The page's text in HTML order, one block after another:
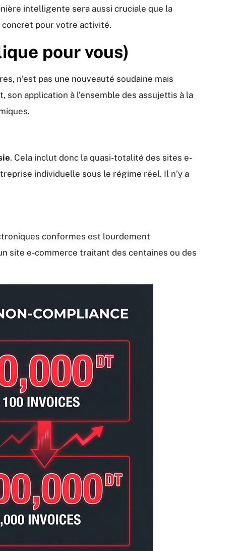
intelligente sera aussi cruciale que la
concret pour votre activité.
pour vous)
n’est pas une nouveauté soudaine mais
application à l’ensemble des assujettis à la
. Cela inclut donc la quasi-totalité des sites e-
individuelle sous le régime réel. Il n’y a
conformes est lourdement
site e-commerce traitant des centaines ou des